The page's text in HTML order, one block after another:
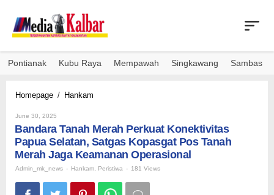
content
Pontianak Kubu Raya Mempawah Singkawang Sambas
Homepage / Hankam
Perkuat
Konektivitas
Papua
Selatan,
Satgas
Kopasgat
June 30, 2025
Bandara Tanah Merah Perkuat Konektivitas
Papua Selatan, Satgas Kopasgat Pos Tanah
Merah Jaga Keamanan Operasional
Admin_mk_news - Hankam Peristiwa - 181 Views